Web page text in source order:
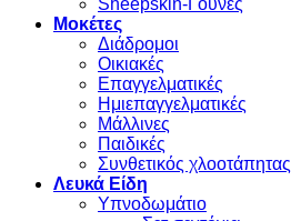
Sheepskin-Γούνες
Μοκέτες
Διάδρομοι
Οικιακές
Επαγγελματικές
Ημιεπαγγελματικές
Μάλλινες
Παιδικές
Συνθετικός χλοοτάπητας
Λευκά Είδη
Υπνοδωμάτιο